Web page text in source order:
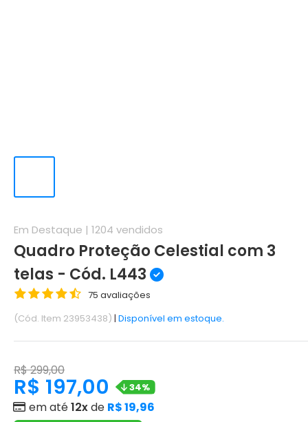
Em Destaque | 1204 vendidos
Quadro Proteção Celestial com 3
telas - Cód. L443
75 avaliações
(Cód. Item 23953438) | Disponível em estoque.
R$ 299,00
R$ 197,00 34%
em até12xde R$ 19,96